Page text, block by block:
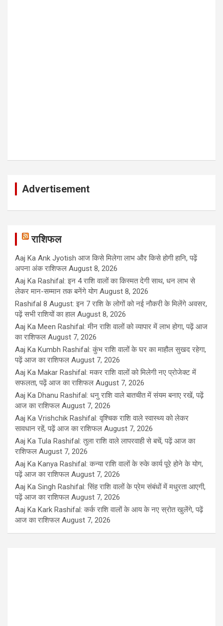
Advertisement
राशिफल
Aaj Ka Ank Jyotish आज किसे मिलेगा लाभ और किसे होगी हानि, पढ़ें
अपना अंक राशिफल August 8, 2026
Aaj Ka Rashifal: इन 4 राशि वालों का किस्मत देगी साथ, धन लाभ से
लेकर मान-सम्मान तक बनेंगे योग August 8, 2026
Rashifal 8 August: इन 7 राशि के लोगों को नई नौकरी के मिलेंगे अवसर,
पढ़ें सभी राशियों का हाल August 8, 2026
Aaj Ka Meen Rashifal: मीन राशि वालों को व्यापार में लाभ होगा, पढ़ें आज
का राशिफल August 7, 2026
Aaj Ka Kumbh Rashifal: कुंभ राशि वालों के घर का माहौल सुखद रहेगा,
पढ़ें आज का राशिफल August 7, 2026
Aaj Ka Makar Rashifal: मकर राशि वालों को मिलेगी नए प्रोजेक्ट में
सफलता, पढ़ें आज का राशिफल August 7, 2026
Aaj Ka Dhanu Rashifal: धनु राशि वाले बातचीत में संयम बनाए रखें, पढ़ें
आज का राशिफल August 7, 2026
Aaj Ka Vrishchik Rashifal: वृश्चिक राशि वाले स्वास्थ्य को लेकर
सावधान रहें, पढ़ें आज का राशिफल August 7, 2026
Aaj Ka Tula Rashifal: तुला राशि वाले लापरवाही से बचें, पढ़ें आज का
राशिफल August 7, 2026
Aaj Ka Kanya Rashifal: कन्या राशि वालों के रुके कार्य पूरे होने के योग,
पढ़ें आज का राशिफल August 7, 2026
Aaj Ka Singh Rashifal: सिंह राशि वालों के प्रेम संबंधों में मधुरता आएगी,
पढ़ें आज का राशिफल August 7, 2026
Aaj Ka Kark Rashifal: कर्क राशि वालों के आय के नए स्रोत खुलेंगे, पढ़ें
आज का राशिफल August 7, 2026